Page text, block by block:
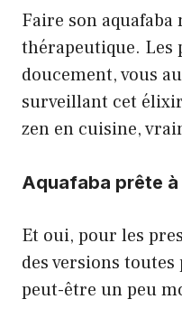
Faire son aquafaba
thérapeutique. Les
doucement, vous
surveillant cet
zen en cuisine,
Aquafaba prête à
Et oui, pour les
des versions
peut-être un peu